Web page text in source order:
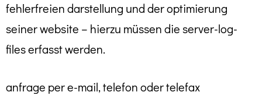
fehlerfreien darstellung und der optimierung
seiner website – hierzu müssen die server-log-
files erfasst werden.
anfrage per e-mail, telefon oder telefax